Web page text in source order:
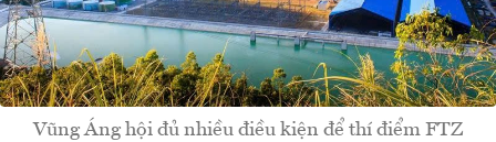
Vũng Áng hội đủ nhiều điều kiện để thí điểm FTZ